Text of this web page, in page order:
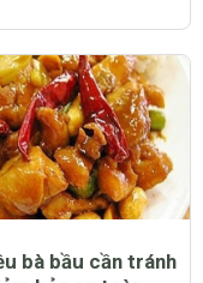
bà bầu cần tránh